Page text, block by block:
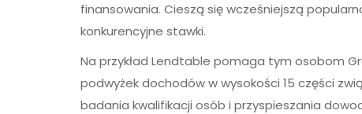
finansowania. Cieszą się wcześniejszą
konkurencyjne stawki.
Na przykład Lendtable pomaga tym osobom
podwyżek dochodów w wysokości 15 części
badania kwalifikacji osób i przyspieszania